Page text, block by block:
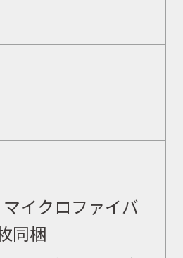
イクロファイバ
同梱